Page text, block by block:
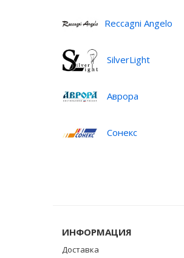
Reccagni Angelo
SilverLight
Аврора
Сонекс
ИНФОРМАЦИЯ
Доставка